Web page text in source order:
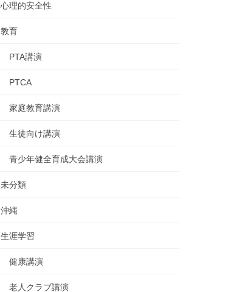
心理的安全性
教育
PTA講演
PTCA
家庭教育講演
生徒向け講演
青少年健全育成大会講演
未分類
沖縄
生涯学習
健康講演
老人クラブ講演